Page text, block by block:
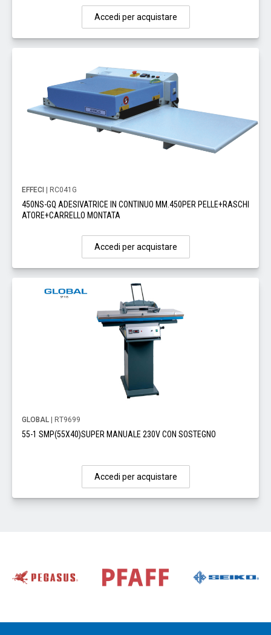
Accedi per acquistare
EFFECI | RC041G
450NS-GQ ADESIVATRICE IN CONTINUO MM.450PER PELLE+RASCHI
ATORE+CARRELLO MONTATA
Accedi per acquistare
GLOBAL | RT9699
55-1 SMP(55X40)SUPER MANUALE 230V CON SOSTEGNO
Accedi per acquistare